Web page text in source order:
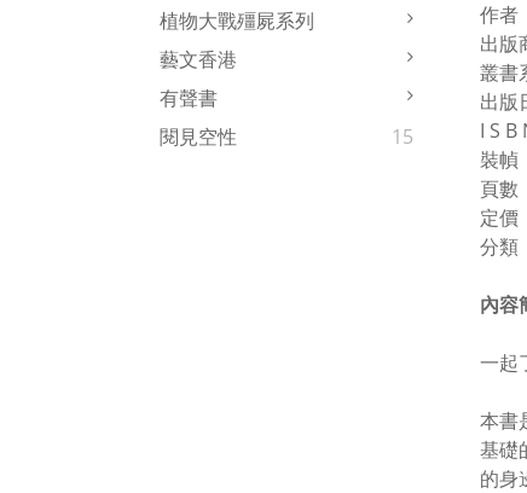
植物大戰殭屍系列
藝文香港
有聲書
閱見空性
15
作者
出版
叢書
出版
I S
裝幀
頁數
定價
分類
內容
一起
本書
基礎
的身